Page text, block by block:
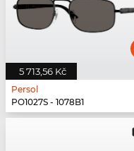
5 713,56 Kč
Persol
PO1027S - 1078B1